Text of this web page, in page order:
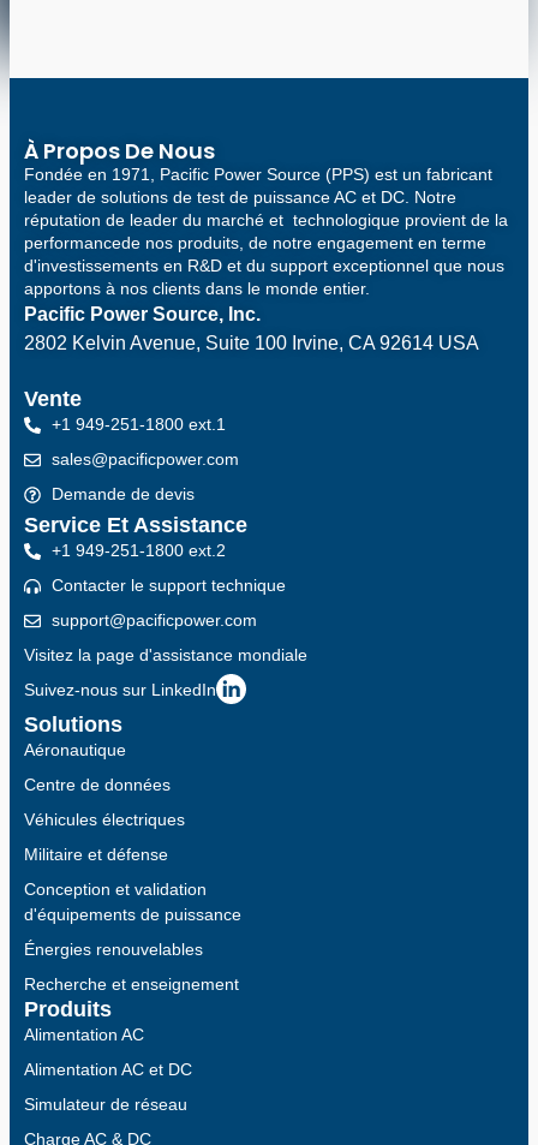
À Propos De Nous
Fondée en 1971, Pacific Power Source (PPS) est un fabricant
leader de solutions de test de puissance AC et DC. Notre
réputation de leader du marché et technologique provient de la
performancede nos produits, de notre engagement en terme
d'investissements en R&D et du support exceptionnel que nous
apportons à nos clients dans le monde entier.
Pacific Power Source, Inc.
2802 Kelvin Avenue, Suite 100 Irvine, CA 92614 USA
Solutions
Aéronautique
Centre de données
Véhicules électriques
Militaire et défense
Conception et validation
d'équipements de puissance
Énergies renouvelables
Recherche et enseignement
Produits
Alimentation AC
Alimentation AC et DC
Simulateur de réseau
Charge AC & DC
Vente
+1 949-251-1800 ext.1
sales@pacificpower.com
Demande de devis
Service Et Assistance
+1 949-251-1800 ext.2
Contacter le support technique
support@pacificpower.com
Visitez la page d'assistance mondiale
Suivez-nous sur LinkedIn